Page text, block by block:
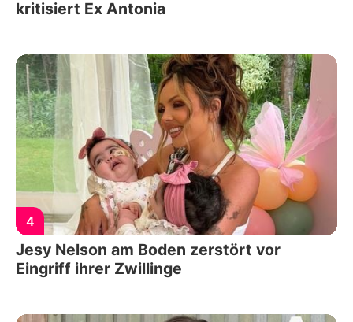
kritisiert Ex Antonia
4
Jesy Nelson am Boden zerstört vor
Eingriff ihrer Zwillinge